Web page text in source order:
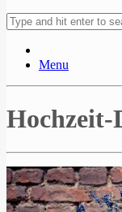
Menu
Hochzeit-